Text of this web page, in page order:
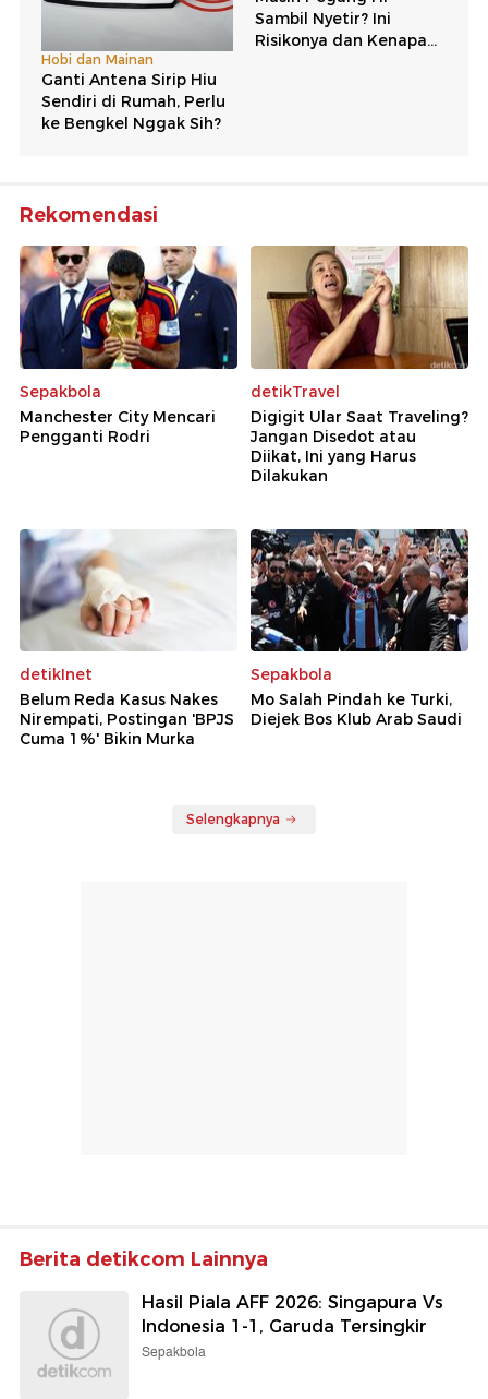
Rekomendasi
Sepakbola
Manchester City Mencari
Pengganti Rodri
detikTravel
Digigit Ular Saat Traveling?
Jangan Disedot atau
Diikat, Ini yang Harus
Dilakukan
detikInet
Belum Reda Kasus Nakes
Nirempati, Postingan 'BPJS
Cuma 1%' Bikin Murka
Sepakbola
Mo Salah Pindah ke Turki,
Diejek Bos Klub Arab Saudi
Selengkapnya
Berita detikcom Lainnya
Hasil Piala AFF 2026: Singapura Vs
Indonesia 1-1, Garuda Tersingkir
Sepakbola